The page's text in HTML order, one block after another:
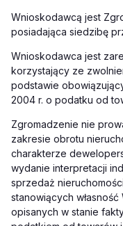
Wnioskodawcą jest
posiadająca siedzibę
Wnioskodawca jest
korzystający ze
podstawie
2004 r. o podatku od
Zgromadzenie nie
zakresie obrotu
charakterze
wydanie interpretacji
sprzedaż
stanowiących
opisanych w stanie